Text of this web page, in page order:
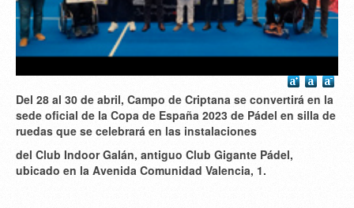
Del 28 al 30 de abril, Campo de Criptana se convertirá en la
sede oficial de la Copa de España 2023 de Pádel en silla de
ruedas que se celebrará en las instalaciones
del Club Indoor Galán, antiguo Club Gigante Pádel,
ubicado en la Avenida Comunidad Valencia, 1.